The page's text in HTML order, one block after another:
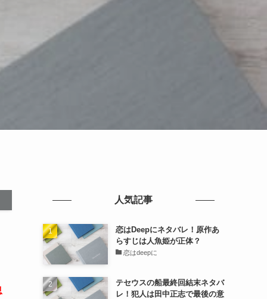
人気記事
恋はDeepにネタバレ！原作あ
らすじは人魚姫が正体？
恋はdeepに
テセウスの船最終回結末ネタバ
レ！犯人は田中正志で最後の意